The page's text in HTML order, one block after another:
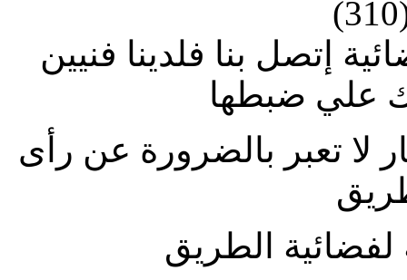
إتصل بنا فلدينا فنيين
علي ضبطها
لا تعبر بالضرورة عن رأى
الطريق